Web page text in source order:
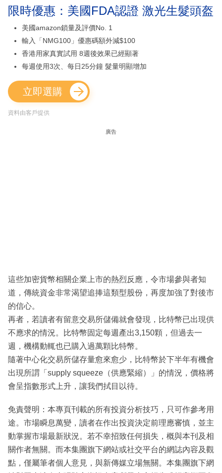
限時優惠：美國FDA認證 激光生髮頭盔
美國amazon鎖量及評價No. 1
輸入「NMG100」優惠碼額外減$100
香港用家真實試用 8週後效果已經顯著
每週使用3次、每日25分鐘 髮量明顯增加
立即選購
資料由客戶提供
廣告
這些加密貨幣相關企業上市的熱烈反應，令市場參與者知
道，傳統資金非常渴望追捧這類型股份，再度加強了對後市
的信心。
再者，若讀者有留意交易所儲備就會發現，比特幣已出現供
不應求的情況。比特幣固定每週產出3,150顆，但過去一
週，機構動輒也已購入過萬顆比特幣。
隨著中心化交易所儲存量愈來愈少，比特幣於下半年有機會
出現所謂「supply squeeze（供應緊縮）」的情況，價格將
會呈指數形式上升，讓我們拭目以待。
免責聲明：本專頁刊載的所有投資分析技巧，只可作參考用
途。市場瞬息萬變，讀者在作出投資決定前理應審慎，並主
動掌握市場最新狀況。若不幸招致任何損失，概與本刊及相
關作者無關。而本集團旗下網站或社交平台的網誌內容及觀
點，僅屬筆者個人意見，與新傳媒立場無關。本集團旗下網